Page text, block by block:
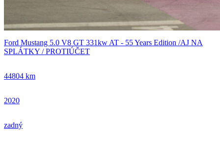
Ford Mustang 5.0 V8 GT 331kw AT - 55 Years Edition /AJ NA
SPLÁTKY / PROTIÚČET
44804 km
2020
zadný